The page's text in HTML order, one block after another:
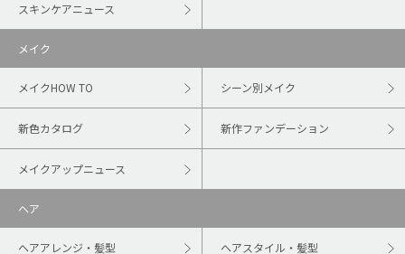
スキンケアニュース
メイク
メイクHOW TO シーン別メイク
新色カタログ 新作ファンデーション
メイクアップニュース
ヘア
ヘアアレンジ・髪型 ヘアスタイル・髪型